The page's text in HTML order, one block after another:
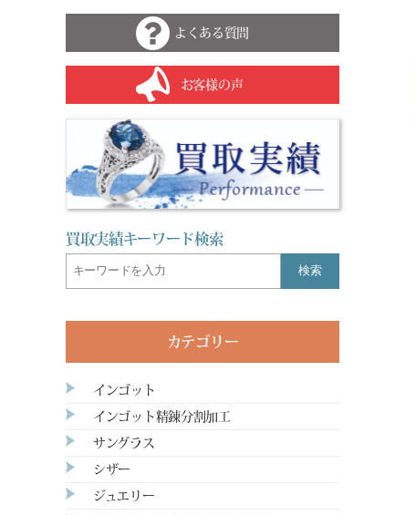
よくある質問
お客様の声
買取実績キーワード検索
検索
カテゴリー
インゴット
インゴット精錬分割加工
サングラス
シザー
ジュエリー